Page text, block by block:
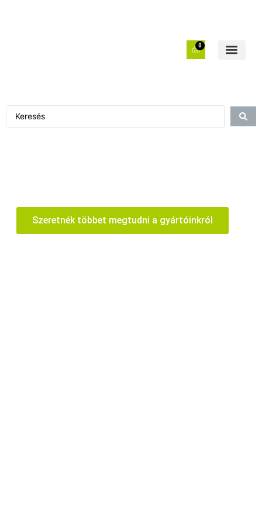
0
Szeretnék többet megtudni a gyártóinkról